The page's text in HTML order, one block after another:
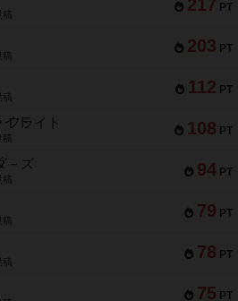
217 PT
203 PT
112 PT
108 PT
フライト
94 PT
－ズ
79 PT
78 PT
75 PT